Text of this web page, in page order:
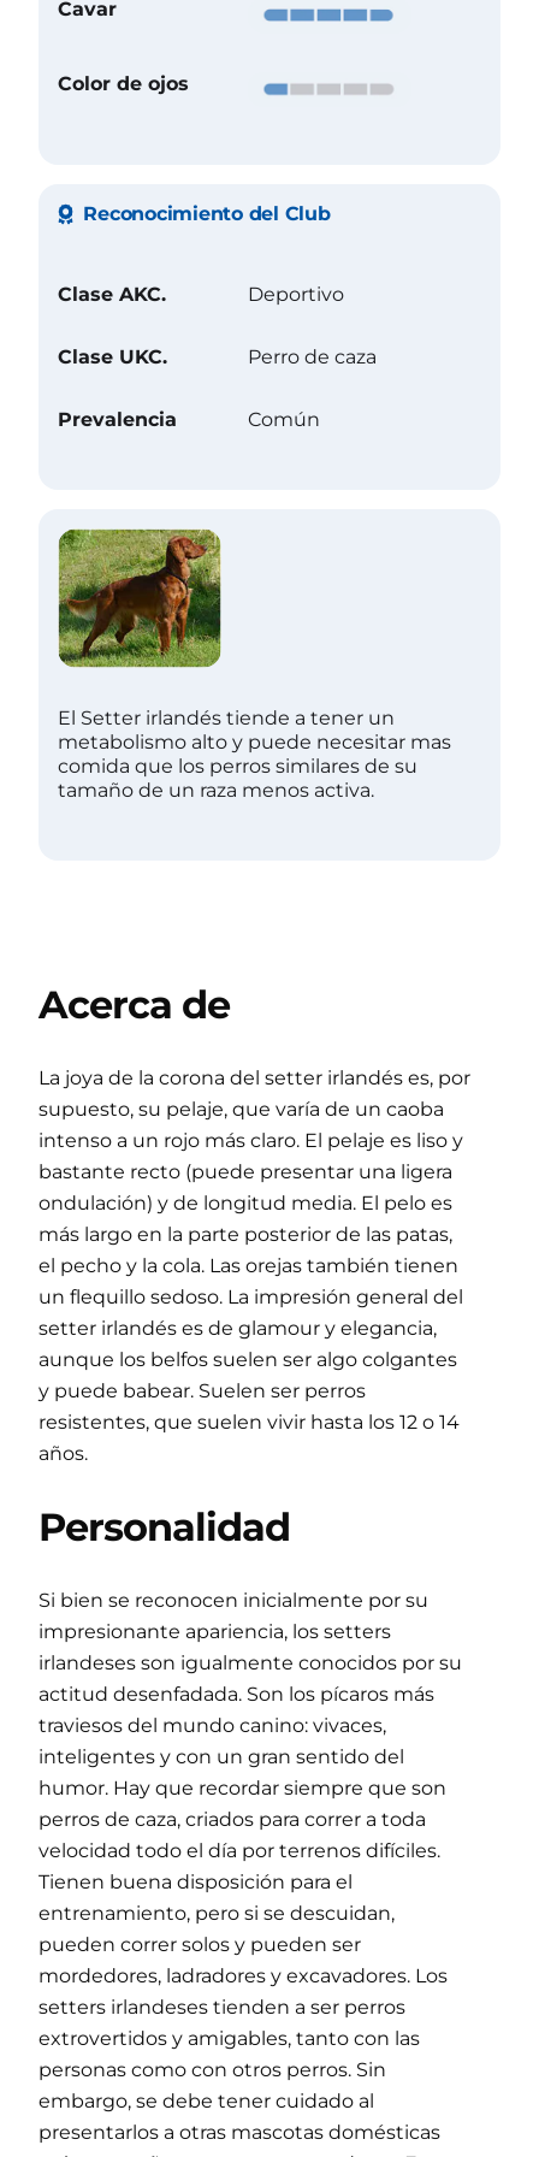
Cavar
Color de ojos
Reconocimiento del Club
Clase AKC. Deportivo
Clase UKC. Perro de caza
Prevalencia Común
El Setter irlandés tiende a tener un
metabolismo alto y puede necesitar mas
comida que los perros similares de su
tamaño de un raza menos activa.
Acerca de
La joya de la corona del setter irlandés es, por
supuesto, su pelaje, que varía de un caoba
intenso a un rojo más claro. El pelaje es liso y
bastante recto (puede presentar una ligera
ondulación) y de longitud media. El pelo es
más largo en la parte posterior de las patas,
el pecho y la cola. Las orejas también tienen
un flequillo sedoso. La impresión general del
setter irlandés es de glamour y elegancia,
aunque los belfos suelen ser algo colgantes
y puede babear. Suelen ser perros
resistentes, que suelen vivir hasta los 12 o 14
años.
Personalidad
Si bien se reconocen inicialmente por su
impresionante apariencia, los setters
irlandeses son igualmente conocidos por su
actitud desenfadada. Son los pícaros más
traviesos del mundo canino: vivaces,
inteligentes y con un gran sentido del
humor. Hay que recordar siempre que son
perros de caza, criados para correr a toda
velocidad todo el día por terrenos difíciles.
Tienen buena disposición para el
entrenamiento, pero si se descuidan,
pueden correr solos y pueden ser
mordedores, ladradores y excavadores. Los
setters irlandeses tienden a ser perros
extrovertidos y amigables, tanto con las
personas como con otros perros. Sin
embargo, se debe tener cuidado al
presentarlos a otras mascotas domésticas